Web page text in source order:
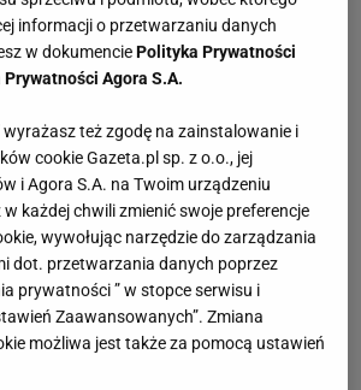
informacji o przetwarzaniu danych
w dokumenciePolityka Prywatności
Agora S.A.
wyrażasz też zgodę na zainstalowanie i
cookie Gazeta.pl sp. z o.o., jej
i Agora S.A. na Twoim urządzeniu
każdej chwili zmienić swoje preferencje
wywołując narzędzie do zarządzania
dot. przetwarzania danych poprzez
prywatności ” w stopce serwisu i
Zaawansowanych”. Zmiana
możliwa jest także za pomocą ustawień